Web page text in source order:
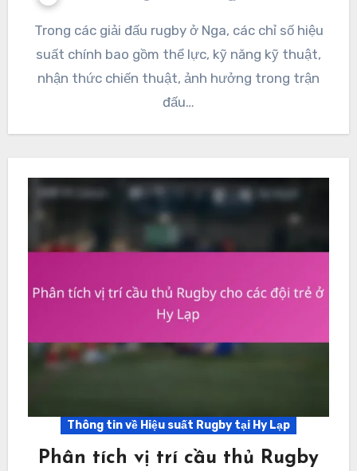
Trong các giải đấu rugby ở Nga, các chỉ số hiệu
suất chính bao gồm thể lực, kỹ năng kỹ thuật,
nhận thức chiến thuật, ảnh hưởng trong trận
đấu…
Thông tin về Hiệu suất Rugby tại Hy Lạp
Phân tích vị trí cầu thủ Rugby